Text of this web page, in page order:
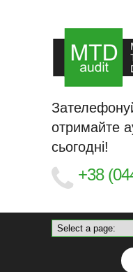
отримайте
сьогодні!
+38